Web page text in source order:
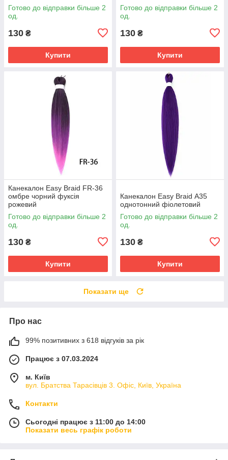
Готово до відправки більше 2
од.
130 ₴
Купити
Готово до відправки більше 2
од.
130 ₴
Купити
Канекалон Easy Braid FR-36
омбре чорний фуксія
рожевий
Готово до відправки більше 2
од.
130 ₴
Купити
Канекалон Easy Braid А35
однотонний фіолетовий
Готово до відправки більше 2
од.
130 ₴
Купити
Показати ще
Про нас
99% позитивних з 618 відгуків за рік
Працює з 07.03.2024
м. Київ
вул. Братства Тарасівців 3. Офіс, Київ, Україна
Контакти
Сьогодні працює з 11:00 до 14:00
Показати весь графік роботи